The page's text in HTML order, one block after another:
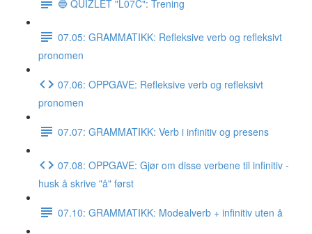
🔵 QUIZLET "L07C": Trening
07.05: GRAMMATIKK: Refleksive verb og refleksivt
pronomen
07.06: OPPGAVE: Refleksive verb og refleksivt
pronomen
07.07: GRAMMATIKK: Verb i infinitiv og presens
07.08: OPPGAVE: Gjør om disse verbene til infinitiv -
husk å skrive "å" først
07.10: GRAMMATIKK: Modealverb + infinitiv uten å